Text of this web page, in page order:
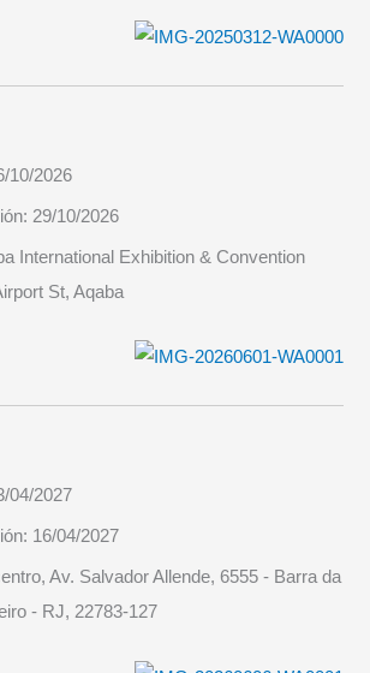
10/2026
29/10/2026
International Exhibition & Convention
St, Aqaba
04/2027
16/04/2027
Av. Salvador Allende, 6555 - Barra da
- RJ, 22783-127